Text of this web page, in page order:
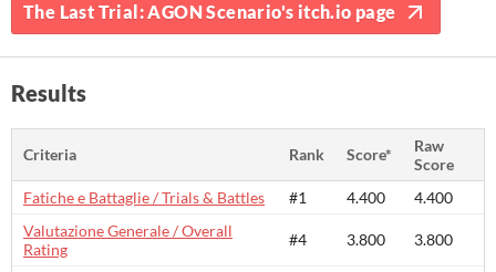
The Last Trial: AGON Scenario's itch.io page
Results
Criteria Rank Score*
Raw
Score
Fatiche e Battaglie / Trials & Battles
#1 4.400
4.400
Valutazione Generale / Overall
Rating
#4 3.800 3.800